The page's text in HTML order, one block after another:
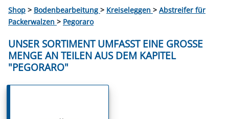
Shop > Bodenbearbeitung > Kreiseleggen > Abstreifer für
Packerwalzen > Pegoraro
UNSER SORTIMENT UMFASST EINE GROSSE M
ENGE AN TEILEN AUS DEM KAPITEL "
PEGORARO"